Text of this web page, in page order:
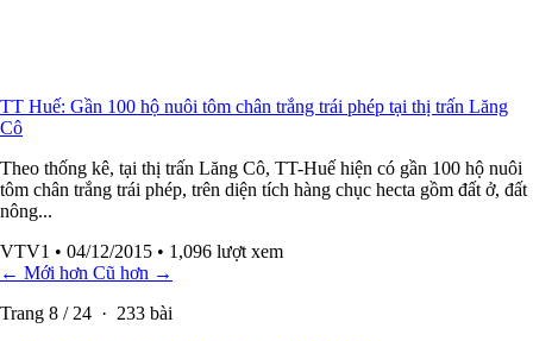
TT Huế: Gần 100 hộ nuôi tôm chân trắng trái phép tại thị trấn Lăng
Cô
Theo thống kê, tại thị trấn Lăng Cô, TT-Huế hiện có gần 100 hộ nuôi
tôm chân trắng trái phép, trên diện tích hàng chục hecta gồm đất ở, đất
nông...
VTV1 • 04/12/2015 • 1,096 lượt xem
← Mới hơn Cũ hơn →
Trang 8 / 24 · 233 bài